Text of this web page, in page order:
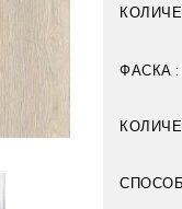
ФАСКА :